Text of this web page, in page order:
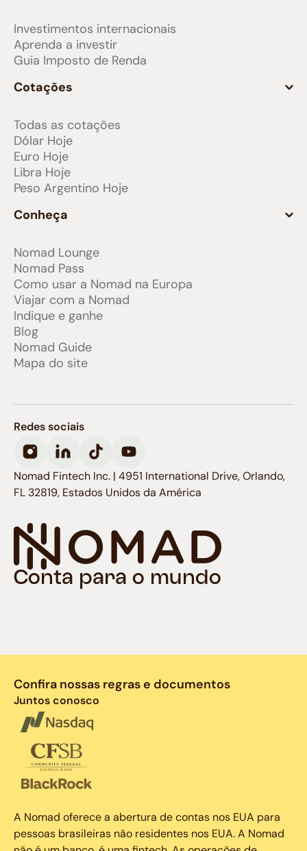
Investimentos internacionais
Aprenda a investir
Guia Imposto de Renda
Cotações
Todas as cotações
Dólar Hoje
Euro Hoje
Libra Hoje
Peso Argentino Hoje
Conheça
Nomad Lounge
Nomad Pass
Como usar a Nomad na Europa
Viajar com a Nomad
Indique e ganhe
Blog
Nomad Guide
Mapa do site
Conta para o mundo
Redes sociais
Nomad Fintech Inc. | 4951 International Drive, Orlando,
FL 32819, Estados Unidos da América
Confira nossas regras e documentos
Juntos conosco
A Nomad oferece a abertura de contas nos EUA para
pessoas brasileiras não residentes nos EUA. A Nomad